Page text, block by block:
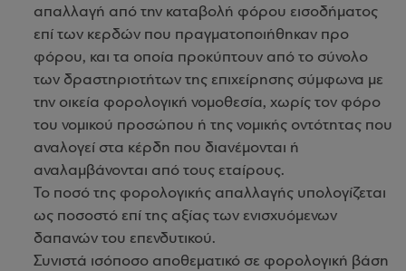
απαλλαγή από την καταβολή φόρου εισοδήματος
επί των κερδών που πραγματοποιήθηκαν προ
φόρου, και τα οποία προκύπτουν από το σύνολο
των δραστηριοτήτων της επιχείρησης σύμφωνα με
την οικεία φορολογική νομοθεσία, χωρίς τον φόρο
του νομικού προσώπου ή της νομικής οντότητας που
αναλογεί στα κέρδη που διανέμονται ή
αναλαμβάνονται από τους εταίρους.
Το ποσό της φορολογικής απαλλαγής υπολογίζεται
ως ποσοστό επί της αξίας των ενισχυόμενων
δαπανών του επενδυτικού.
Συνιστά ισόποσο αποθεματικό σε φορολογική βάση